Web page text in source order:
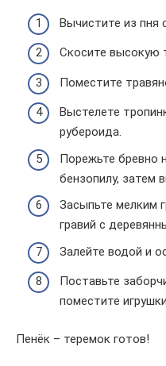
Вычистите из пня
Скосите высокую
Поместите
Выстелете
рубероида.
Порежьте бревно
бензопилу, затем
Засыпьте мелким
гравий с
Залейте водой и
Поставьте
поместите
Пенёк – теремок готов!